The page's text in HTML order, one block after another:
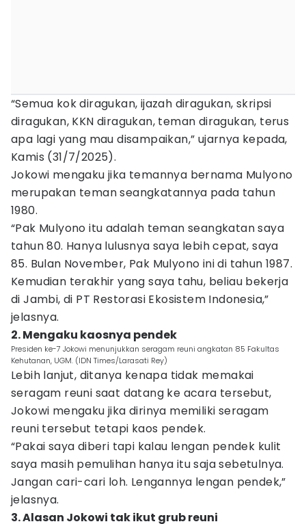
“Semua kok diragukan, ijazah diragukan, skripsi
diragukan, KKN diragukan, teman diragukan, terus
apa lagi yang mau disampaikan,” ujarnya kepada,
Kamis (31/7/2025).
Jokowi mengaku jika temannya bernama Mulyono
merupakan teman seangkatannya pada tahun
1980.
“Pak Mulyono itu adalah teman seangkatan saya
tahun 80. Hanya lulusnya saya lebih cepat, saya
85. Bulan November, Pak Mulyono ini di tahun 1987.
Kemudian terakhir yang saya tahu, beliau bekerja
di Jambi, di PT Restorasi Ekosistem Indonesia,”
jelasnya.
2. Mengaku kaosnya pendek
Presiden ke-7 Jokowi menunjukkan seragam reuni angkatan 85 Fakultas
Kehutanan, UGM. (IDN Times/Larasati Rey)
Lebih lanjut, ditanya kenapa tidak memakai
seragam reuni saat datang ke acara tersebut,
Jokowi mengaku jika dirinya memiliki seragam
reuni tersebut tetapi kaos pendek.
“Pakai saya diberi tapi kalau lengan pendek kulit
saya masih pemulihan hanya itu saja sebetulnya.
Jangan cari-cari loh. Lengannya lengan pendek,”
jelasnya.
3. Alasan Jokowi tak ikut grub reuni